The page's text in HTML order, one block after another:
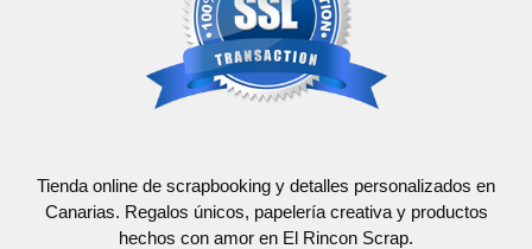
Tienda online de scrapbooking y detalles personalizados en
Canarias. Regalos únicos, papelería creativa y productos
hechos con amor en El Rincon Scrap.